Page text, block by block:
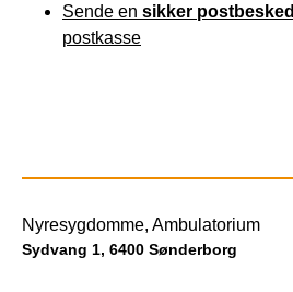
Sende en sikker postbesked
postkasse
Nyresygdomme, Ambulatorium
Sydvang 1, 6400 Sønderborg